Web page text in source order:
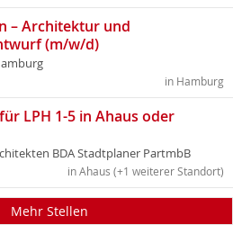
– Architektur und
(m/w/d)
in Hamburg
LPH 1-5 in Ahaus oder
BDA Stadtplaner PartmbB
in Ahaus (+1 weiterer Standort)
Mehr Stellen